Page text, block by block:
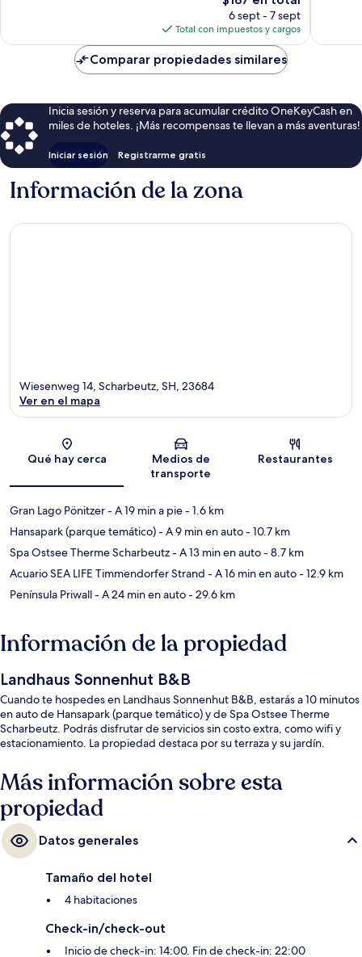
precio
actual
es
de
$187
6 sept - 7 sept
Total con impuestos y cargos
Comparar propiedades similares
Inicia sesión y reserva para acumular crédito OneKeyCash en
miles de hoteles. ¡Más recompensas te llevan a más aventuras!
Iniciar sesión Registrarme gratis
Información de la zona
Sección del mapa
Wiesenweg 14, Scharbeutz, SH, 23684
Ver en el mapa
Qué hay cerca
Medios de
transporte
Restaurantes
Gran Lago Pönitzer- A 19 min a pie- 1.6 km
Hansapark (parque temático)- A 9 min en auto- 10.7 km
Spa Ostsee Therme Scharbeutz- A 13 min en auto- 8.7 km
Acuario SEA LIFE Timmendorfer Strand - A 16 min en auto- 12.9 km
Península Priwall- A 24 min en auto- 29.6 km
Información de la propiedad
Landhaus Sonnenhut B&B
Cuando te hospedes en Landhaus Sonnenhut B&B, estarás a 10 minutos
en auto de Hansapark (parque temático) y de Spa Ostsee Therme
Scharbeutz. Podrás disfrutar de servicios sin costo extra, como wifi y
estacionamiento. La propiedad destaca por su terraza y su jardín.
Más información sobre esta
propiedad
Datos generales
Tamaño del hotel
4 habitaciones
Check-in/check-out
Inicio de check-in: 14:00. Fin de check-in: 22:00